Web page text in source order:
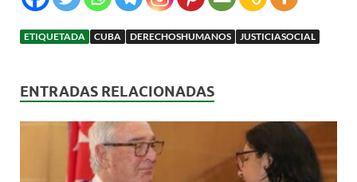
ETIQUETADA CUBA DERECHOSHUMANOS JUSTICIASOCIAL
ENTRADAS RELACIONADAS